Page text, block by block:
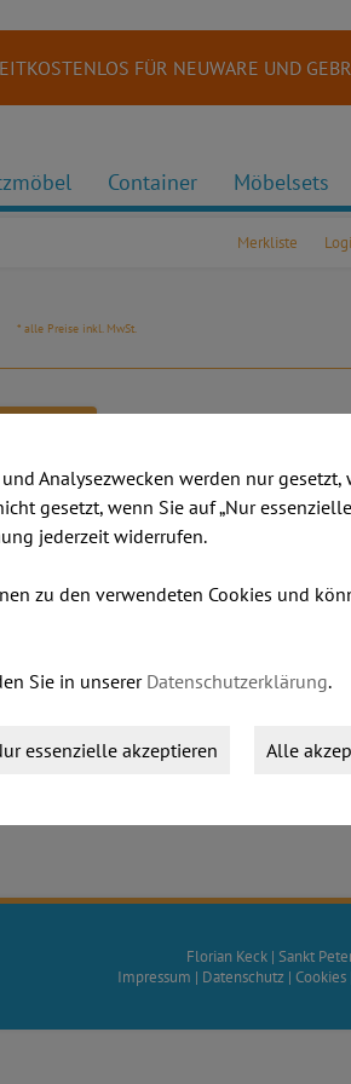
FÜR NEUWARE UND
Container Möbelsets
Merkliste
* alle Preise inkl. MwSt.
Florian Keck | Sankt
Impressum | Datenschutz | Cookies
Analysezwecken werden nur gesetzt,
gesetzt, wenn Sie auf „Nur essenzielle
jederzeit widerrufen.
zu den verwendeten Cookies und
Sie in unsererDatenschutzerklärung.
Alle
essenzielle akzeptieren